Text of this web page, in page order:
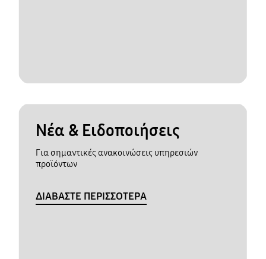
Νέα & Ειδοποιήσεις
Για σημαντικές ανακοινώσεις υπηρεσιών
προϊόντων
ΔΙΑΒΑΣΤΕ ΠΕΡΙΣΣΟΤΕΡΑ